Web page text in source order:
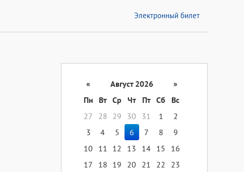
Электронный билет
« Август 2026
»
Пн
Вт Ср Чт Пт Сб
Вс
27
28 29 30 31 1
2
3
4 5 6 7 8
9
10
11 12 13 14 15
16
17
18 19 20 21 22
23